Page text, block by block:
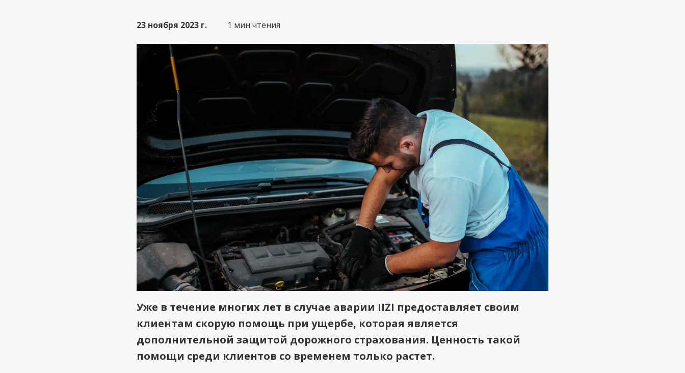
3 € / МЕС
Автомобиль на замену
Поможет вам сохранить
привычный образ жизни в
случае повреждения вашего
автомобиля.
Страхование
маломерных судов
использовании,
транспортировке и хранении.
гидроцикла
Защитите гидроцикл от
столкновений, кражи,
повреждений при
транспортировке и
ответственности перед
третьими лицами.
23 ноября 2023 г. 1 мин чтения
Уже в течение многих лет в случае аварии IIZI предоставляет своим
клиентам скорую помощь при ущербе, которая является
дополнительной защитой дорожного страхования. Ценность такой
помощи среди клиентов со временем только растет.